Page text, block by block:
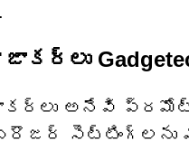
అనేవి ప్రమోట్
సెట్టింగ్‌లను